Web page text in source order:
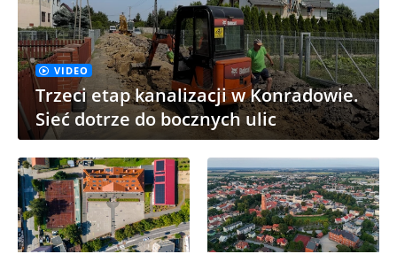
VIDEO
Trzeci etap kanalizacji w Konradowie.
Sieć dotrze do bocznych ulic